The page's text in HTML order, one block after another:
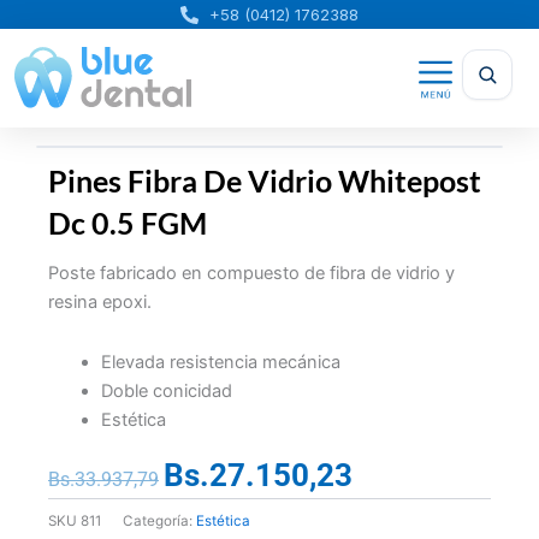
contenido
+58 (0412) 1762388
Pines Fibra De Vidrio Whitepost
Dc 0.5 FGM
Poste fabricado en compuesto de fibra de vidrio y
resina epoxi.
Elevada resistencia mecánica
Doble conicidad
Estética
Bs.33.937,79 El
precio
original
Bs.27.150,23
precio
SKU 811 Categoría: Estética